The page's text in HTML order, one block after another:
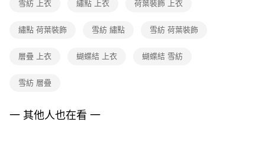
３．安心：先確認商品／服務後，再付款。
１．於結帳方式選擇「AFTEE先享後付」後，將跳轉至「AFTEE先享後付」
２．訂單成立數日內，您將收到繳費通知簡訊。
※ 請注意：結帳手續完成當下不需立刻繳費，但若您需要取消訂單，請聯絡
後付繳納相關費用。
※ 交易是否成功請以「AFTEE先享後付 」之結帳頁面顯示為準，若有關於
付款後全家FamilyMart取貨
每筆NT$90，滿NT$3,600(含以上)免運費
黑貓宅配
離島宅配 (蘭嶼恕不配送)
雪紡 上衣 繡點 上衣 荷葉裝飾 上衣
繡點 荷葉裝飾 雪紡 繡點 雪紡 荷葉裝飾
層疊 上衣 蝴蝶結 上衣 蝴蝶結 雪紡
雪紡 層疊
一 其他人也在看 一